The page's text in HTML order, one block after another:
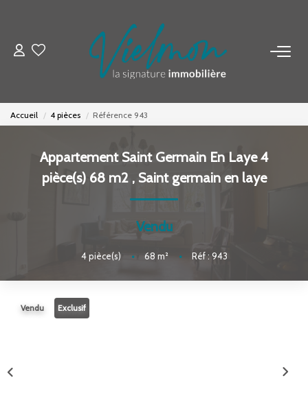
NOS BIENS
Acheter
Louer
ESTIMER
INVESTISSEURS
Accueil 4 pièces Référence 943
Appartement Saint Germain En Laye 4
pièce(s) 68 m2 , Saint germain en laye
Vendu
4pièce(s) • 68 m² • Réf : 943
Vendu Exclusif